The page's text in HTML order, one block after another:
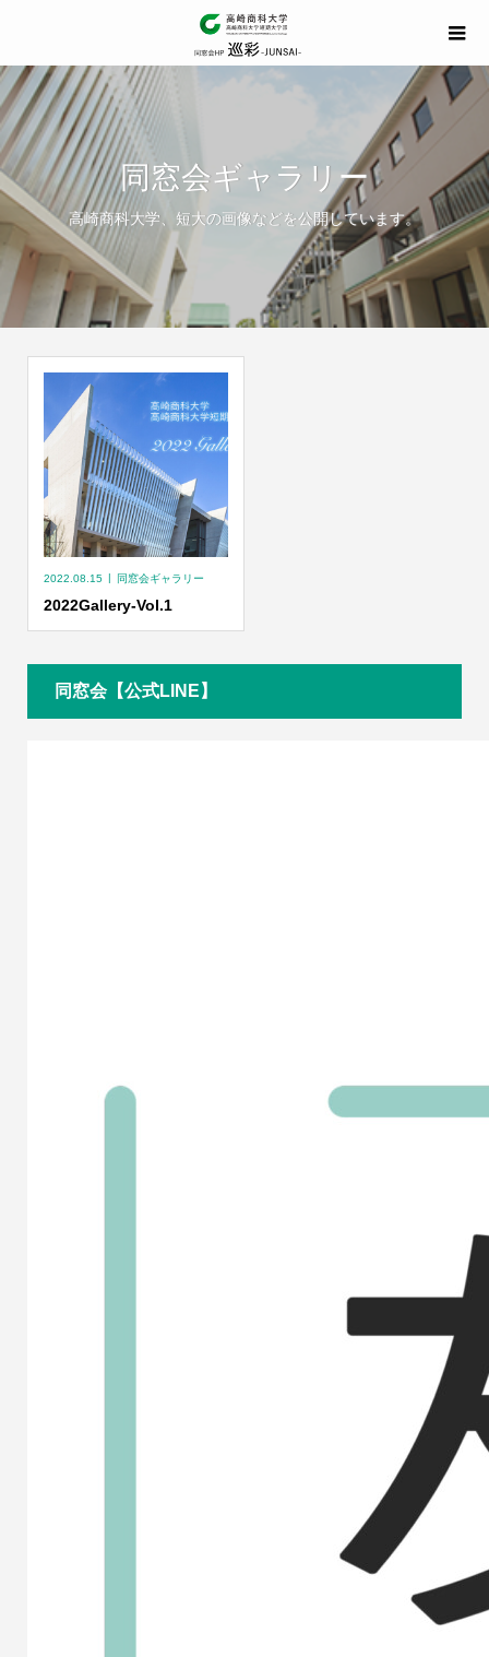
同窓会ギャラリー
高崎商科大学、短大の画像などを公開しています。
2022.08.15 同窓会ギャラリー
2022Gallery-Vol.1
同窓会【公式LINE】